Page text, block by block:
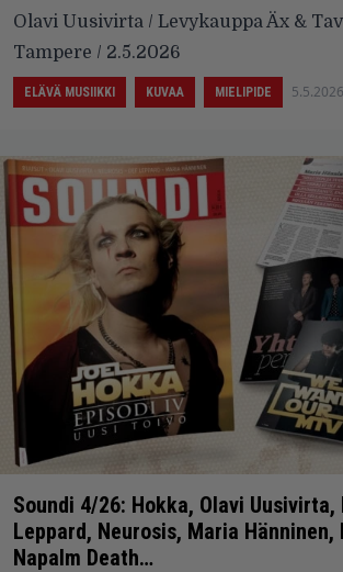
Olavi Uusivirta / Levykauppa Äx &
Tampere / 2.5.2026
ELÄVÄ MUSIIKKI KUVAA MIELIPIDE
Soundi 4/26: Hokka, Olavi Uusivirta,
Leppard, Neurosis, Maria Hänninen,
Napalm Death…